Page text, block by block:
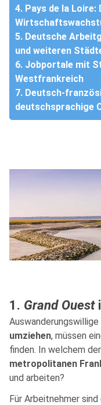
4. Pays de la Loire:
5. Deutsche
und weiteren
6. Jobportale mit
Westfrankreich
7. Deutsch-
deutschsprachige
1. Grand Ouest
Auswanderungswillige
umziehen, müssen
finden. In welchem der
metropolitanen
und arbeiten?
Für Arbeitnehmer sind